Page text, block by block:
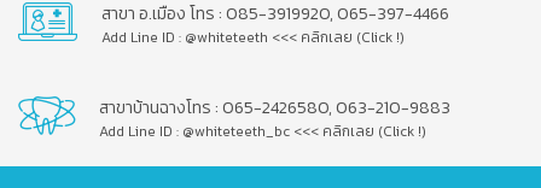
สาขา อ.เมือง โทร : 085-3919920, 065-397-4466
Add Line ID : @whiteteeth <<< คลิกเลย (Click !)
สาขาบ้านฉางโทร : 065-2426580, 063-210-9883
Add Line ID : @whiteteeth_bc <<< คลิกเลย (Click !)